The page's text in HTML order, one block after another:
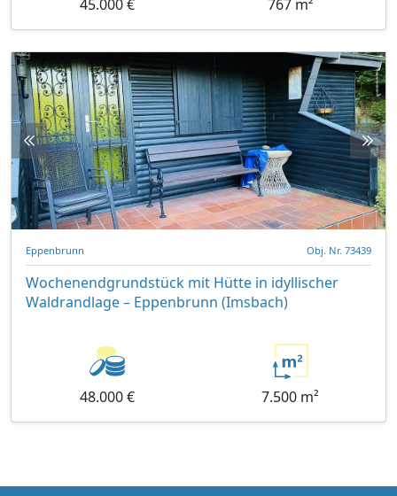
45.000 € 767 m²
Eppenbrunn Obj. Nr. 73439
Wochenendgrundstück mit Hütte in idyllischer
Waldrandlage – Eppenbrunn (Imsbach)
48.000 € 7.500 m²